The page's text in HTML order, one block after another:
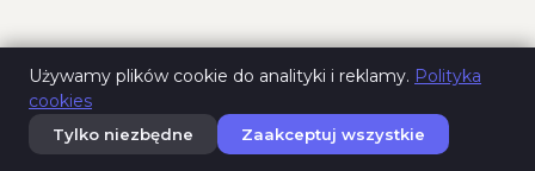
BEZPŁATNY KURS
Używamy plików cookie do analityki i reklamy. Polityka
cookies
Tylko niezbędne Zaakceptuj wszystkie